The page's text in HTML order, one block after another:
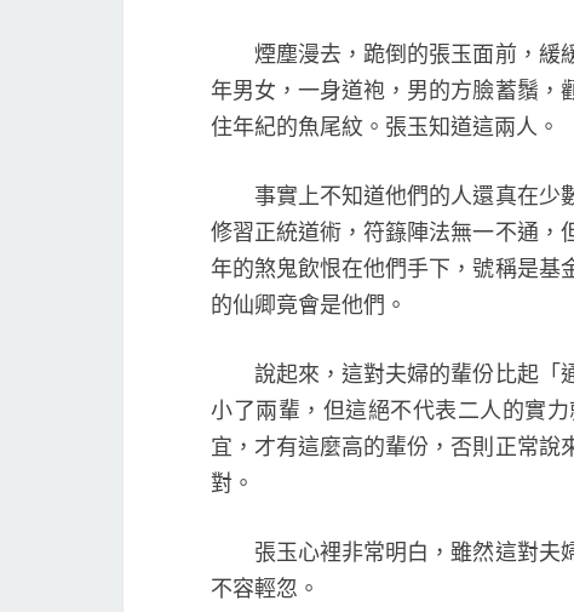
煙塵漫去，跪倒的張玉面前，緩
年男女，一身道袍，男的方臉蓄鬚，
住年紀的魚尾紋。張玉知道這兩人。
事實上不知道他們的人還真在少
修習正統道術，符籙陣法無一不通，
年的煞鬼飲恨在他們手下，號稱是基
的仙卿竟會是他們。
說起來，這對夫婦的輩份比起「
小了兩輩，但這絕不代表二人的實
宜，才有這麼高的輩份，否則正常說
對。
張玉心裡非常明白，雖然這對夫
不容輕忽。